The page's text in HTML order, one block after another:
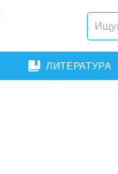
ЛИТЕРАТУРА